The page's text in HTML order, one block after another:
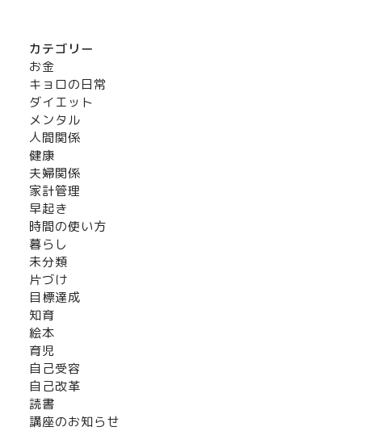
カテゴリー
お金
キョロの日常
ダイエット
メンタル
人間関係
健康
夫婦関係
家計管理
早起き
時間の使い方
暮らし
未分類
片づけ
目標達成
知育
絵本
育児
自己受容
自己改革
読書
講座のお知らせ